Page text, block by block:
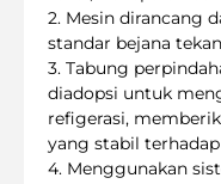
2. Mesin dirancang
standar bejana
3. Tabung
diadopsi untuk
refigerasi,
yang stabil
4. Menggunakan